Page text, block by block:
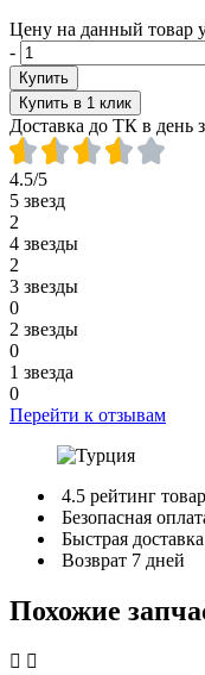
Цену на данный товар
-
Купить
Купить в 1 клик
Доставка до ТК в день
4.5/5
5 звезд
2
4 звезды
2
3 звезды
0
2 звезды
0
1 звезда
0
Перейти к отзывам
4.5 рейтинг
Безопасная
Быстрая доставка
Возврат 7 дней
Похожие